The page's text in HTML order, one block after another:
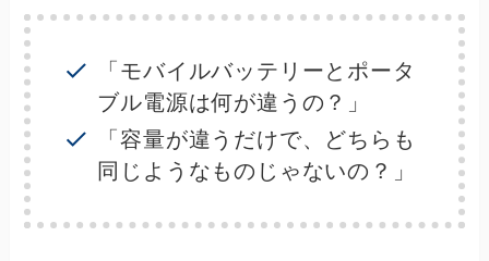
「モバイルバッテリーとポータ
ブル電源は何が違うの？」
「容量が違うだけで、どちらも
同じようなものじゃないの？」